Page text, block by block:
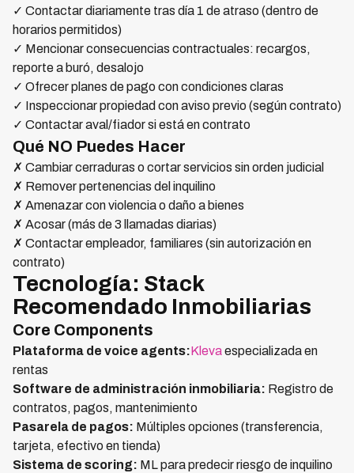
✓ Contactar diariamente tras día 1 de atraso (dentro de
horarios permitidos)
✓ Mencionar consecuencias contractuales: recargos,
reporte a buró, desalojo
✓ Ofrecer planes de pago con condiciones claras
✓ Inspeccionar propiedad con aviso previo (según contrato)
✓ Contactar aval/fiador si está en contrato
Qué NO Puedes Hacer
✗ Cambiar cerraduras o cortar servicios sin orden judicial
✗ Remover pertenencias del inquilino
✗ Amenazar con violencia o daño a bienes
✗ Acosar (más de 3 llamadas diarias)
✗ Contactar empleador, familiares (sin autorización en
contrato)
Tecnología: Stack
Recomendado Inmobiliarias
Core Components
Plataforma de voice agents: Klevaespecializada en
rentas
Software de administración inmobiliaria: Registro de
contratos, pagos, mantenimiento
Pasarela de pagos: Múltiples opciones (transferencia,
tarjeta, efectivo en tienda)
Sistema de scoring: ML para predecir riesgo de inquilino